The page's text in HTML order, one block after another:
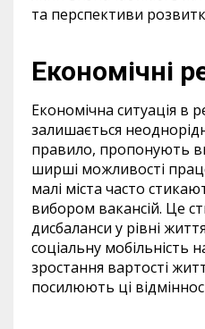
та перспективи
Економічні
Економічна ситуація в
залишається
правило, пропонують
ширші можливості
малі міста часто
вибором вакансій. Це
дисбаланси у рівні
соціальну мобільність
зростання вартості
посилюють ці